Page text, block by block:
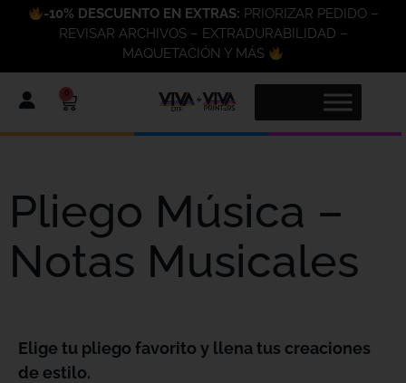
-10% DESCUENTO EN EXTRAS: PRIORIZAR PEDIDO –
REVISAR ARCHIVOS – EXTRADURABILIDAD –
MAQUETACIÓN Y MÁS
0
Pliego Música –
Notas Musicales
Elige tu pliego favorito y llena tus creaciones
de estilo.